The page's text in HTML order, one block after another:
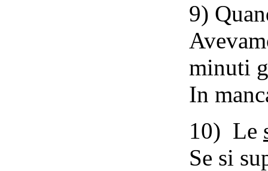
9)
minuti
In
10) Le
Se si